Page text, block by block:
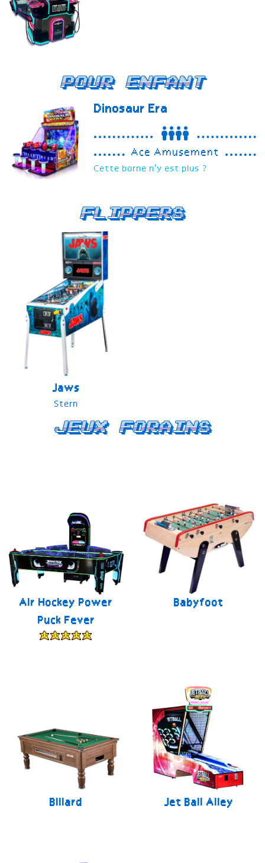
Pour enfant
Dinosaur Era
Ace Amusement
Cette borne n'y est plus ?
Flippers
Jaws
Stern
Jeux forains
Air Hockey Power
Puck Fever
Babyfoot
Billard Jet Ball Alley